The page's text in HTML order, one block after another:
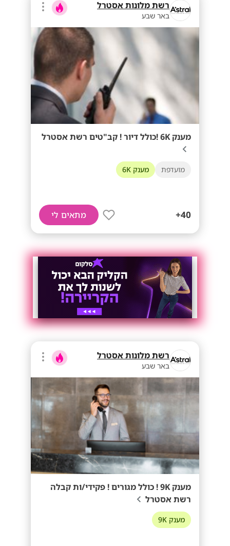
רשת מלונות אסטרל
באר שבע
מענק 6K !כולל דיור ! קב"טים רשת אסטרל
מועדפת מענק 6K
40+ מתאים לי
רשת מלונות אסטרל
באר שבע
מענק 9K ! כולל מגורים ! פקידי/ות קבלה
רשת אסטרל
מענק 9K